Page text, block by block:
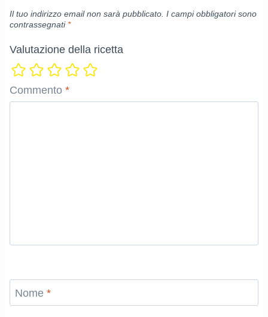
Il tuo indirizzo email non sarà pubblicato. I campi obbligatori sono
contrassegnati *
Valutazione della ricetta
Commento *
Nome *